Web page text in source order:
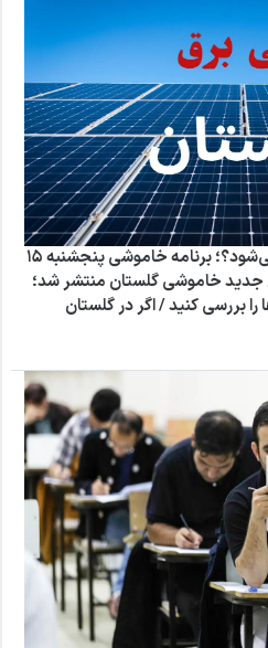
برق گلستان چه ساعتی قطع می‌شود؟؛ برنامه خاموشی پنجشنبه ۱۵
جدید خاموشی گلستان منتشر شد؛
بررسی کنید / اگر در گلستان